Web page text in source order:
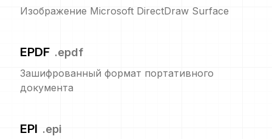
Изображение Microsoft DirectDraw Surface
EPDF .epdf
Зашифрованный формат портативного
документа
EPI .epi